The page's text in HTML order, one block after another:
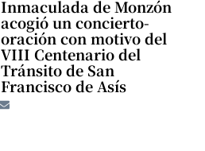
Inmaculada de Monzón
acogió un concierto-
oración con motivo del
VIII Centenario del
Tránsito de San
Francisco de Asís